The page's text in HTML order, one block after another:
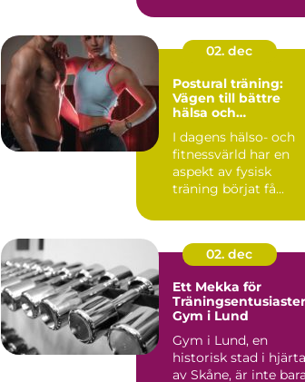
02. dec
Postural träning:
Vägen till bättre
hälsa och
I dagens hälso- och
fitnessvärld har en
aspekt av fysisk
träning börjat få...
02. dec
Ett Mekka för
Gym i Lund
Gym i Lund, en
historisk stad i
av Skåne, är inte bara